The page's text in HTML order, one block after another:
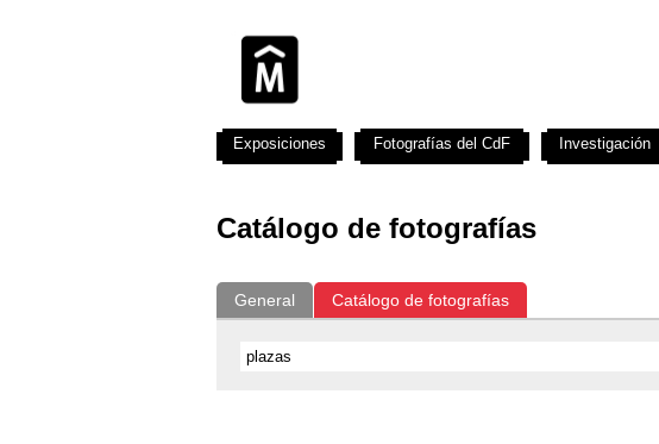
Catálogo de fotografías
General Catálogo de fotografías
Exposiciones Fotografías del CdF Investigación